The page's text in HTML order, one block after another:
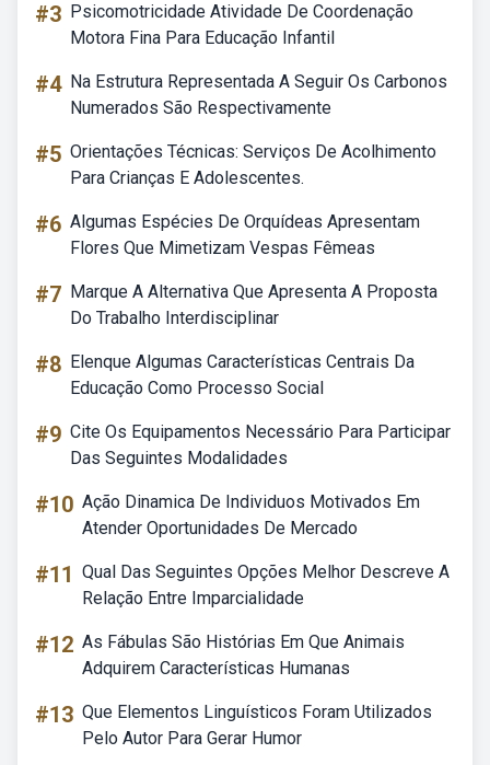
#3 Psicomotricidade Atividade De Coordenação
Motora Fina Para Educação Infantil
#4 Na Estrutura Representada A Seguir Os Carbonos
Numerados São Respectivamente
#5 Orientações Técnicas: Serviços De Acolhimento
Para Crianças E Adolescentes.
#6 Algumas Espécies De Orquídeas Apresentam
Flores Que Mimetizam Vespas Fêmeas
#7 Marque A Alternativa Que Apresenta A Proposta
Do Trabalho Interdisciplinar
#8 Elenque Algumas Características Centrais Da
Educação Como Processo Social
#9 Cite Os Equipamentos Necessário Para Participar
Das Seguintes Modalidades
#10 Ação Dinamica De Individuos Motivados Em
Atender Oportunidades De Mercado
#11 Qual Das Seguintes Opções Melhor Descreve A
Relação Entre Imparcialidade
#12 As Fábulas São Histórias Em Que Animais
Adquirem Características Humanas
#13 Que Elementos Linguísticos Foram Utilizados
Pelo Autor Para Gerar Humor